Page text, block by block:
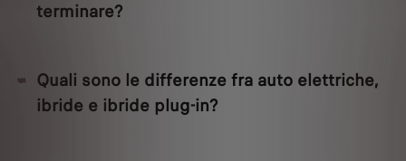
terminare?
Quali sono le differenze fra auto elettriche,
ibride e ibride plug-in?